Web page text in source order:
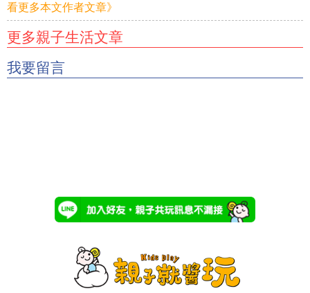
看更多本文作者文章》
更多親子生活文章
我要留言